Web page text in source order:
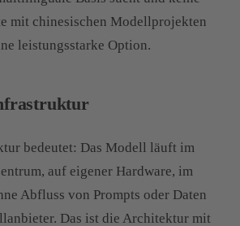
mit chinesischen Modellprojekten
leistungsstarke Option.
bedeutet: Das Modell läuft im
auf eigener Hardware, im
Abfluss von Prompts oder Daten
Das ist die Architektur mit